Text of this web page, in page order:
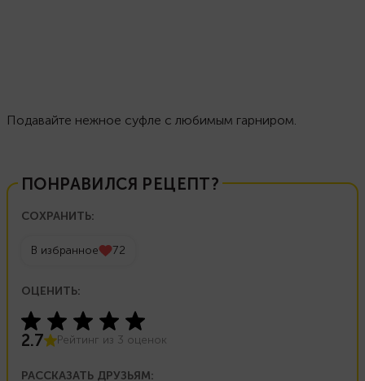
Подавайте нежное суфле с любимым гарниром.
ПОНРАВИЛСЯ РЕЦЕПТ?
СОХРАНИТЬ:
В избранное 72
ОЦЕНИТЬ:
2.7 Рейтинг из 3 оценок
РАССКАЗАТЬ ДРУЗЬЯМ: